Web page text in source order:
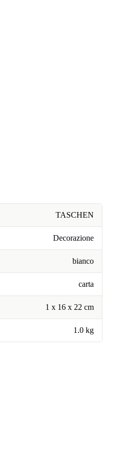
TASCHEN
Decorazione
bianco
carta
1 x 16 x 22 cm
1.0 kg